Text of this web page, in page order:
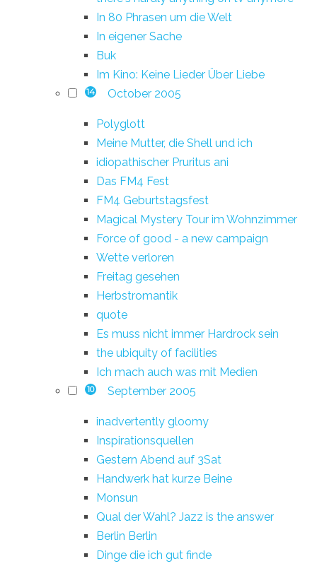
In 80 Phrasen um die Welt
In eigener Sache
Buk
Im Kino: Keine Lieder Über Liebe
14 October 2005
Polyglott
Meine Mutter, die Shell und ich
idiopathischer Pruritus ani
Das FM4 Fest
FM4 Geburtstagsfest
Magical Mystery Tour im Wohnzimmer
Force of good - a new campaign
Wette verloren
Freitag gesehen
Herbstromantik
quote
Es muss nicht immer Hardrock sein
the ubiquity of facilities
Ich mach auch was mit Medien
10 September 2005
inadvertently gloomy
Inspirationsquellen
Gestern Abend auf 3Sat
Handwerk hat kurze Beine
Monsun
Qual der Wahl? Jazz is the answer
Berlin Berlin
Dinge die ich gut finde